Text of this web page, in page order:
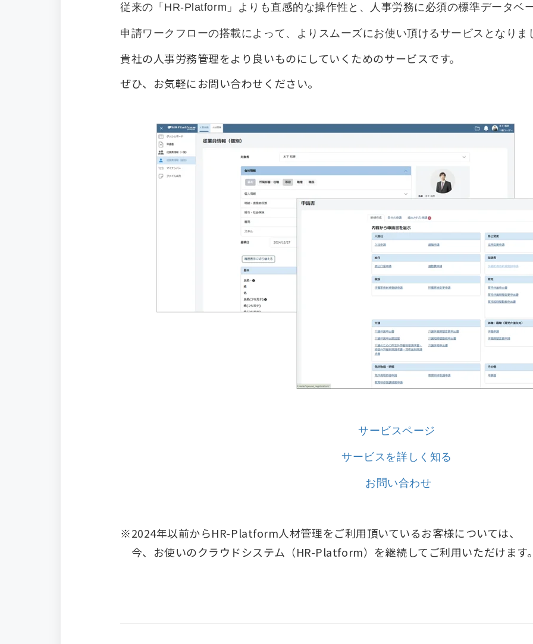
従来の「HR-Platform」よりも直感的な操作性と、人事労務に必須の標準データベ
申請ワークフローの搭載によって 、よりスムーズにお使い頂けるサービスとなりま
貴社の人事労務管理をより良いものにしていくためのサービスです。
ぜひ、お気軽にお問い合わせください。
サービスページ
サービスを詳しく知る
お問い合わせ
※2024年以前からHR-Platform人材管理をご利用頂いているお客様については、
今、お使いのクラウドシステム（HR-Platform）を継続してご利用いただけます